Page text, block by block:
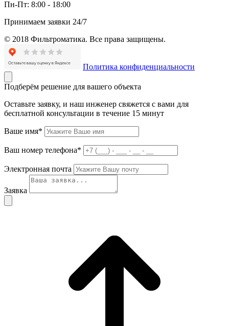
Пн-Пт: 8:00 - 18:00
Принимаем заявки 24/7
© 2018 Фильтроматика. Все права защищены.
Политика конфиденциальности
Подберём решение для вашего объекта
Оставьте заявку, и наш инженер свяжется с вами для
бесплатной консультации в течение 15 минут
Ваше имя*
Ваш номер телефона*
Электронная почта
Заявка